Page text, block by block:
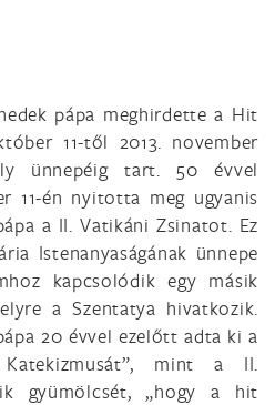
pápa meghirdette a Hit
11-től 2013. november
ünnepéig tart. 50 évvel
11-én nyitotta meg ugyanis
a II. Vatikáni Zsinatot. Ez
Istenanyaságának ünnepe
kapcsolódik egy másik
a Szentatya hivatkozik.
20 évvel ezelőtt adta ki a
Katekizmusát”, mint a II.
gyümölcsét, „hogy a hit